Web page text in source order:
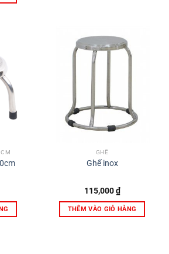
GHẾ
Ghế inox
115,000₫
THÊM VÀO GIỎ HÀNG